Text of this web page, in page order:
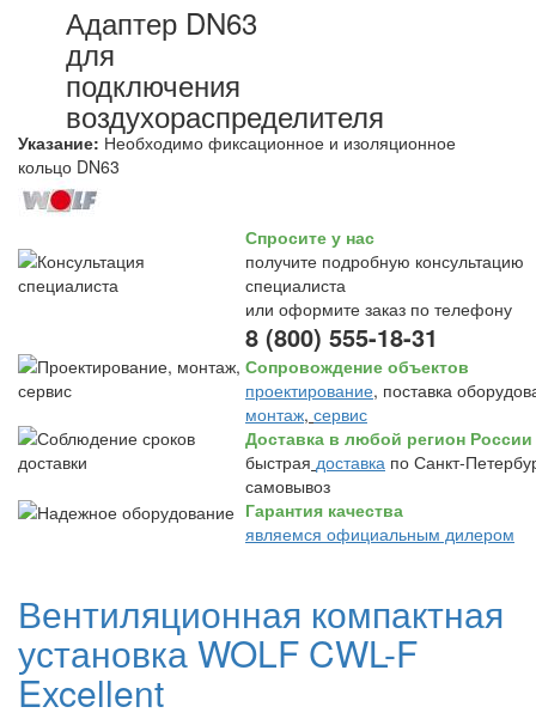
Адаптер DN63
для
подключения
воздухораспределителя
Указание: Необходимо фиксационное и изоляционное
кольцо DN63
Спросите у нас
получите подробную консультацию
специалиста
или оформите заказ по телефону
8 (800) 555-18-31
Сопровождение объектов
проектирование, поставка
монтаж, сервис
Доставка в любой регион России
быстрая доставка по Санкт-
самовывоз
Гарантия качества
являемся официальным дилером
Вентиляционная компактная
установка WOLF CWL-F
Excellent